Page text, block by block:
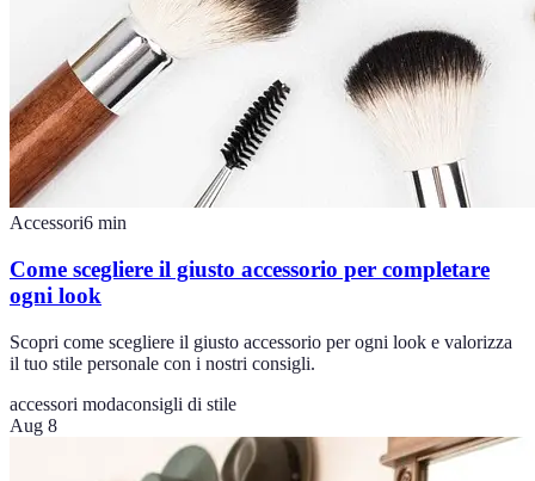
Accessori6 min
Come scegliere il giusto accessorio per completare
ogni look
Scopri come scegliere il giusto accessorio per ogni look e valorizza
il tuo stile personale con i nostri consigli.
accessori modaconsigli di stile
Aug 8